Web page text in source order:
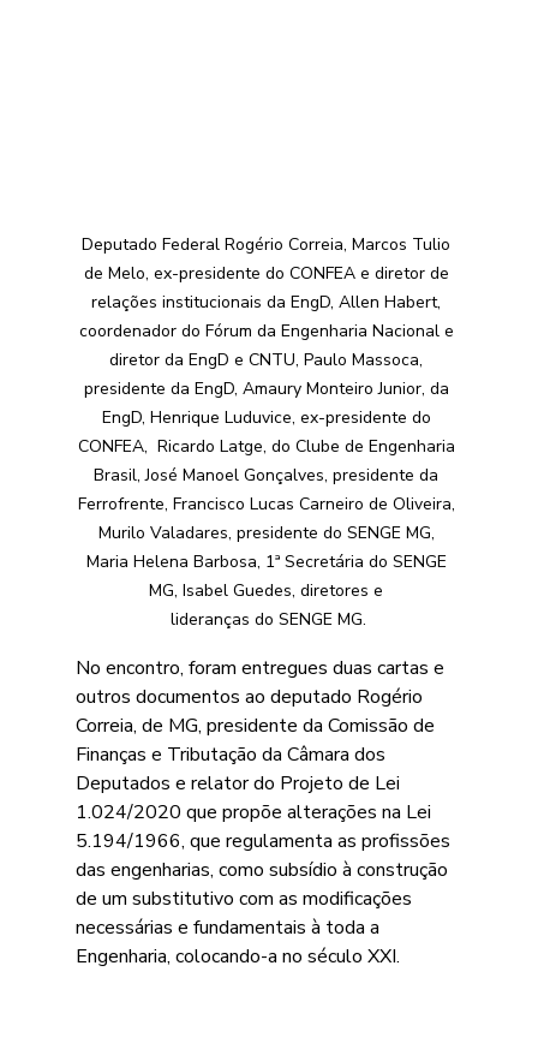
Deputado Federal Rogério Correia, Marcos Tulio
de Melo, ex-presidente do CONFEA e diretor de
relações institucionais da EngD, Allen Habert,
coordenador do Fórum da Engenharia Nacional e
diretor da EngD e CNTU, Paulo Massoca,
presidente da EngD, Amaury Monteiro Junior, da
EngD, Henrique Luduvice, ex-presidente do
CONFEA,  Ricardo Latge, do Clube de Engenharia
Brasil, José Manoel Gonçalves, presidente da
Ferrofrente, Francisco Lucas Carneiro de Oliveira,
Murilo Valadares, presidente do SENGE MG,
Maria Helena Barbosa, 1ª Secretária do SENGE
MG, Isabel Guedes, diretores e
lideranças do SENGE MG.
No encontro, foram entregues duas cartas e
outros documentos ao deputado Rogério
Correia, de MG, presidente da Comissão de
Finanças e Tributação da Câmara dos
Deputados e relator do Projeto de Lei
1.024/2020 que propõe alterações na Lei
5.194/1966, que regulamenta as profissões
das engenharias, como subsídio à construção
de um substitutivo com as modificações
necessárias e fundamentais à toda a
Engenharia, colocando-a no século XXI.